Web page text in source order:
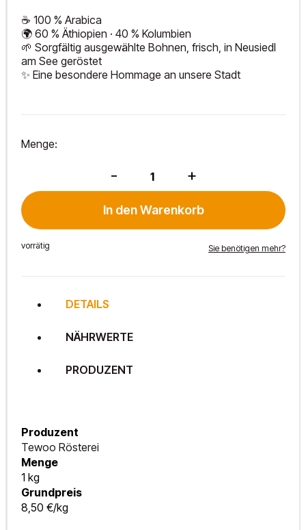
☕ 100 % Arabica
🌍 60 % Äthiopien · 40 % Kolumbien
🌱 Sorgfältig ausgewählte Bohnen, frisch, in Neusiedl
am See geröstet
✨ Eine besondere Hommage an unsere Stadt
Menge:
-
Jahre
Jubiläums-
Stadtkaffee
+
In den Warenkorb
vorrätig Sie benötigen mehr?
DETAILS
NÄHRWERTE
PRODUZENT
Produzent
Tewoo Rösterei
Menge
1 kg
Grundpreis
8,50 €/kg